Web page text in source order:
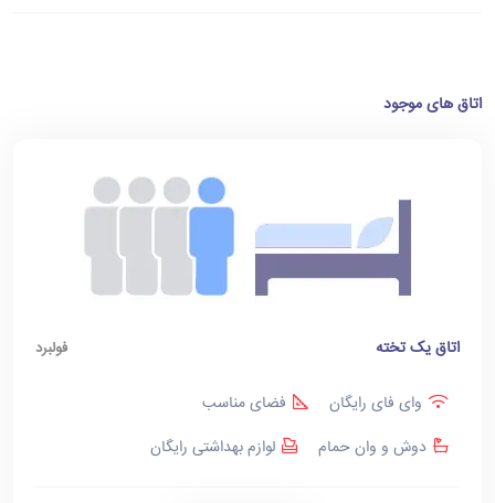
اتاق های موجود
اتاق یک تخته فولبرد
وای فای رایگان
فضای مناسب
دوش و وان حمام
لوازم بهداشتی رایگان